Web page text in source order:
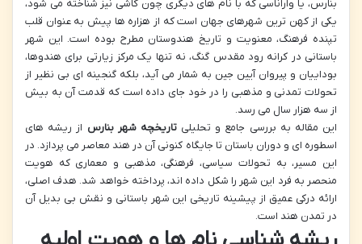
بنارس، یا واراناسی که با نام های دیگری چون کاشی نیز شناخته می شود،
یکی از کهن ترین شهرهای جهان است که از هزاره ها پیش به عنوان قلب
تپنده فرهنگ، معنویت و تاریخ هندوستان مطرح بوده است. این شهر
باستانی در کرانه رود مقدس گنگ، نه تنها یک مرکز زیارتی برای هندوها،
بوداییان و پیروان آیین جین به شمار می آید، بلکه گنجینه ای بی نظیر از
تحولات تمدنی و مذهبی را در خود جای داده است که قدمت آن به بیش
از سه هزار سال می رسد.
این مقاله به بررسی جامع و تحلیلیتاریخچه شهر بنارس از ریشه های
اسطوره ای و دوران باستان تا جایگاه کنونی آن در هند معاصر می پردازد. در
این مسیر، به تحولات سیاسی، فرهنگی، مذهبی و معماری که هویت
منحصر به فرد این شهر را شکل داده اند، پرداخته خواهد شد. هدف اصلی،
ارائه درکی عمیق از پیشینه تاریخی این شهر باستانی و نقش بی بدیل آن
در تمدن هند است.